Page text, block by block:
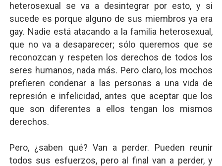
heterosexual se va a desintegrar por esto, y si
sucede es porque alguno de sus miembros ya era
gay. Nadie está atacando a la familia heterosexual,
que no va a desaparecer; sólo queremos que se
reconozcan y respeten los derechos de todos los
seres humanos, nada más. Pero claro, los mochos
prefieren condenar a las personas a una vida de
represión e infelicidad, antes que aceptar que los
que son diferentes a ellos tengan los mismos
derechos.
Pero, ¿saben qué? Van a perder. Pueden reunir
todos sus esfuerzos, pero al final van a perder, y